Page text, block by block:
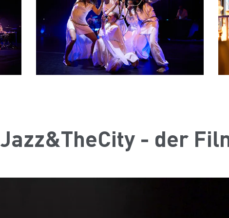
Jazz&TheCity - der